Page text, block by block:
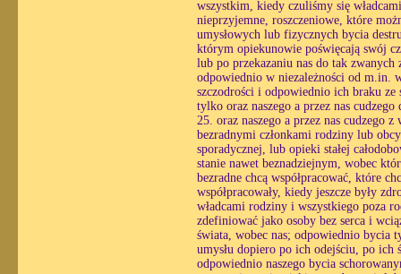
wszystkim, kiedy czuliśmy się
nieprzyjemne, roszczeniowe, które
umysłowych lub fizycznych bycia
którym opiekunowie poświęcają swój
lub po przekazaniu nas do tak
odpowiednio w niezależności od m.in.
szczodrości i odpowiednio ich braku
tylko oraz naszego a przez nas
25. oraz naszego a przez nas cudzego
bezradnymi członkami rodziny lub
sporadycznej, lub opieki stałej
stanie nawet beznadziejnym, wobec
bezradne chcą współpracować, które
współpracowały, kiedy jeszcze były
władcami rodziny i wszystkiego poza
zdefiniować jako osoby bez serca i
świata, wobec nas; odpowiednio bycia
umysłu dopiero po ich odejściu, po ich
odpowiednio naszego bycia